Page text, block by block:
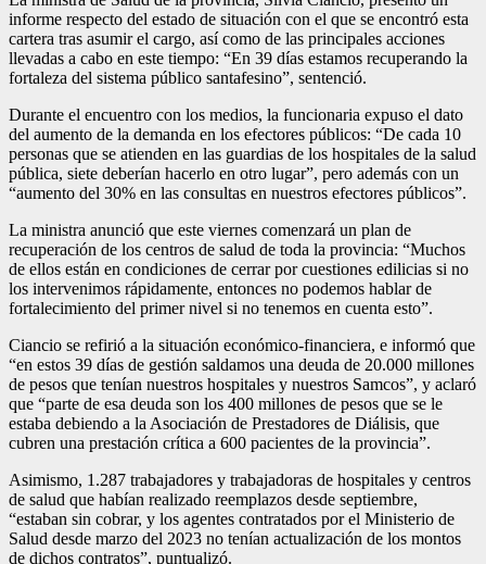
informe respecto del estado de situación con el que se encontró esta
cartera tras asumir el cargo, así como de las principales acciones
llevadas a cabo en este tiempo: “En 39 días estamos recuperando la
fortaleza del sistema público santafesino”, sentenció.
Durante el encuentro con los medios, la funcionaria expuso el dato
del aumento de la demanda en los efectores públicos: “De cada 10
personas que se atienden en las guardias de los hospitales de la salud
pública, siete deberían hacerlo en otro lugar”, pero además con un
“aumento del 30% en las consultas en nuestros efectores públicos”.
La ministra anunció que este viernes comenzará un plan de
recuperación de los centros de salud de toda la provincia: “Muchos
de ellos están en condiciones de cerrar por cuestiones edilicias si no
los intervenimos rápidamente, entonces no podemos hablar de
fortalecimiento del primer nivel si no tenemos en cuenta esto”.
Ciancio se refirió a la situación económico-financiera, e informó que
“en estos 39 días de gestión saldamos una deuda de 20.000 millones
de pesos que tenían nuestros hospitales y nuestros Samcos”, y aclaró
que “parte de esa deuda son los 400 millones de pesos que se le
estaba debiendo a la Asociación de Prestadores de Diálisis, que
cubren una prestación crítica a 600 pacientes de la provincia”.
Asimismo, 1.287 trabajadores y trabajadoras de hospitales y centros
de salud que habían realizado reemplazos desde septiembre,
“estaban sin cobrar, y los agentes contratados por el Ministerio de
Salud desde marzo del 2023 no tenían actualización de los montos
de dichos contratos”, puntualizó.